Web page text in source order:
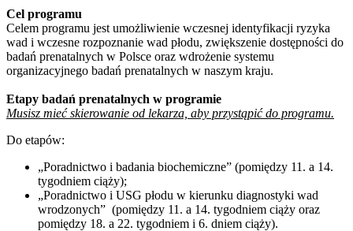
Cel programu
Celem programu jest umożliwienie wczesnej identyfikacji ryzyka
wad i wczesne rozpoznanie wad płodu, zwiększenie dostępności do
badań prenatalnych w Polsce oraz wdrożenie systemu
organizacyjnego badań prenatalnych w naszym kraju.
Etapy badań prenatalnych w programie
Musisz mieć skierowanie od lekarza, aby przystąpić do programu.
Do etapów:
„Poradnictwo i badania biochemiczne” (pomiędzy 11. a 14.
tygodniem ciąży);
„Poradnictwo i USG płodu w kierunku diagnostyki wad
wrodzonych” (pomiędzy 11. a 14. tygodniem ciąży oraz
pomiędzy 18. a 22. tygodniem i 6. dniem ciąży).